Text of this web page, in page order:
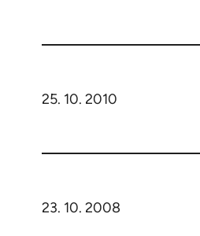
25. 10. 2010
23. 10. 2008